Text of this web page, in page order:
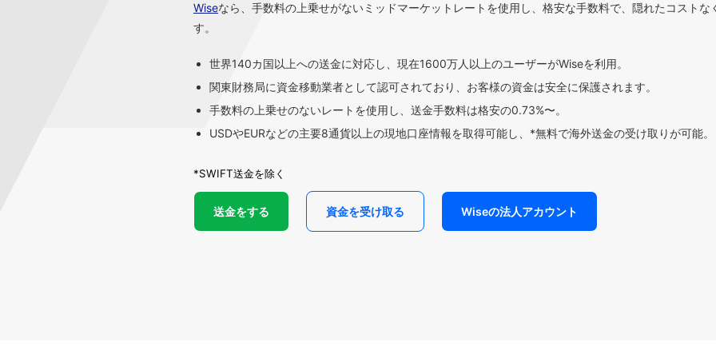
Wiseなら、手数料の上乗せがないミッドマーケットレートを使用し、格安な手数料で、隠れたコストな
す。
世界140カ国以上への送金に対応し、現在1600万人以上のユーザーがWiseを利用。
関東財務局に資金移動業者として認可されており、お客様の資金は安全に保護されます。
手数料の上乗せのないレートを使用し、送金手数料は格安の0.73%〜。
USDやEURなどの主要8通貨以上の現地口座情報を取得可能し、*無料で海外送金の受け取りが可能。
*SWIFT送金を除く
送金をする 資金を受け取る Wiseの法人アカウント